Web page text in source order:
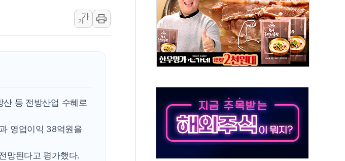
시 개장 전 특징주...아틀라시안·클라우드플레어·태양광주↑ VS 트레이드데스크·웬디스↓
DPAA와 MOU… "6·25 미군 실종자 7359명 끝까지 찾겠다"
겨냥 폴리실리콘 관세 15% 부과…美 태양광주 급등
살만과 에르도안의 만남
이어 "이란 최고지도자 위독…곧 사망해도 놀랍지 않아"
, 해남군에 국내 최대 규모 400MW 태양광 착공…여의도 1.6배 규모
가
가
등 전방산업 수혜로
영업이익 38억원을
망된다고 평가했다.